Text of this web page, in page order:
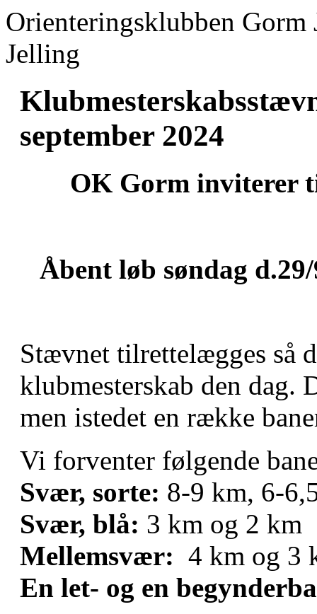
Orienteringsklubben
Jelling
september 2024
OK Gorm inviterer
Åbent løb søndag
Stævnet tilrettelægges så
klubmesterskab den dag.
men istedet en række
Vi forventer følgende
Svær, sorte: 8-9 km, 6-
Svær, blå: 3 km og 2 km
Mellemsvær: 4 km og 3
En let- og en